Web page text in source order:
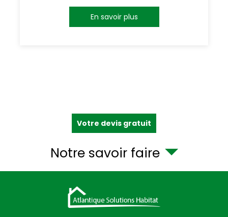
En savoir plus
Votre devis gratuit
Notre savoir faire